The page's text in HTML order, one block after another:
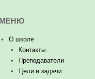
МЕНЮ
О школе
Контакты
Преподаватели
Цели и задачи